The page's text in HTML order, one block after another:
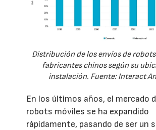
Distribución de los envíos de
fabricantes chinos según su
instalación. Fuente: Interact
En los últimos años, el mercado
robots móviles se ha expandido
rápidamente, pasando de ser un